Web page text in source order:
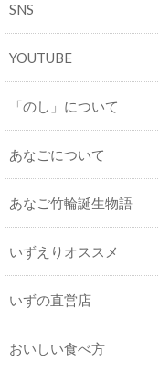
SNS
YOUTUBE
「のし」について
あなごについて
あなご竹輪誕生物語
いずえりオススメ
いずの直営店
おいしい食べ方